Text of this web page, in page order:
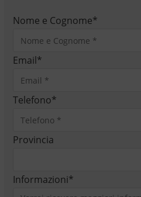
Nome e Cognome*
Email*
Telefono*
Provincia
Informazioni*